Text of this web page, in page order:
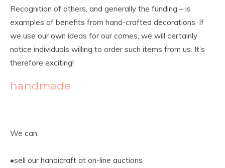
Recognition of others, and generally the funding – is
examples of benefits from hand-crafted decorations. If
we use our own ideas for our comes, we will certainly
notice individuals willing to order such items from us. It’s
therefore exciting!
handmade
We can:
•sell our handicraft at on-line auctions